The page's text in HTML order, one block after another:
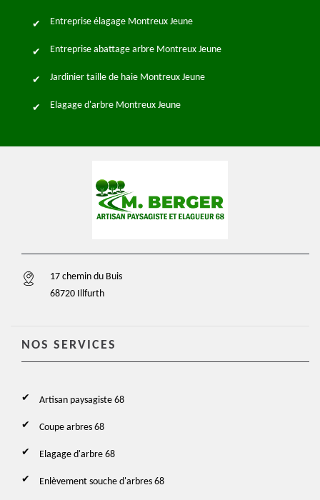
Entreprise élagage Montreux Jeune
Entreprise abattage arbre Montreux Jeune
Jardinier taille de haie Montreux Jeune
Elagage d'arbre Montreux Jeune
17 chemin du Buis
68720 Illfurth
NOS SERVICES
Artisan paysagiste 68
Coupe arbres 68
Elagage d'arbre 68
Enlèvement souche d'arbres 68